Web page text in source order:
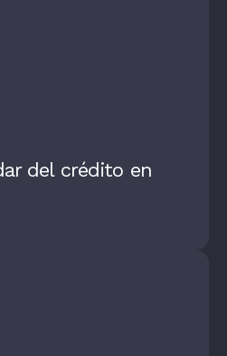
del crédito en